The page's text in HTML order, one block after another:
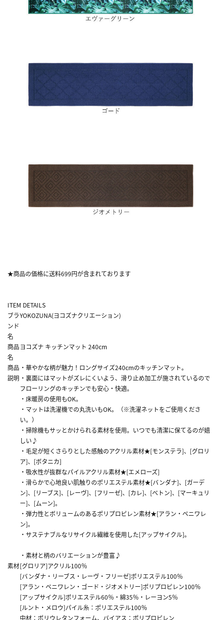
★商品の価格に送料699円が含まれております
ITEM DETAILS
ブラ
ンド
名
YOKOZUNA(ヨコズナクリエーション)
商品
名
ヨコズナ キッチンマット 240cm
商品
説明
・華やかな柄が魅力！ロングサイズ240cmのキッチンマット。
・裏面にはマットがズレにくいよう、滑り止め加工が施されているので
フローリングのキッチンでも安心・快適。
・床暖房の使用もOK。
・マットは洗濯機での丸洗いもOK。（※洗濯ネットをご使用くださ
い。）
・掃除機もサッとかけられる素材を使用。いつでも清潔に保てるのが嬉
しい♪
・毛足が短くさらりとした感触のアクリル素材★[モンステラ]、[グロリ
ア]、[ボタニカ]
・吸水性が抜群なパイルアクリル素材★[エメローズ]
・滑らかで心地良い肌触りのポリエステル素材★[バンダナ]、[ガーデ
ン]、[リーブス]、[レーヴ]、[フリーゼ]、[カレ]、[べトン]、[マーキュリ
ー]、[ムーン]。
・弾力性とボリュームのあるポリプロピレン素材★[アラン・ベニワレ
ン]。
・サステナブルなリサイクル繊維を使用した[アップサイクル]。
・素材と柄のバリエーションが豊富♪
素材[グロリア]アクリル100％
[バンダナ・リーブス・レーヴ・フリーゼ]ポリエステル100％
[アラン・ベニワレン・ゴード・ジオメトリー]ポリプロピレン100％
[アップサイクル]ポリエステル60％・綿35％・レーヨン5％
[ルント・メロウ]パイル糸：ポリエステル100％
中材：ポリウレタンフォーム、バイアス：ポリプロピレン